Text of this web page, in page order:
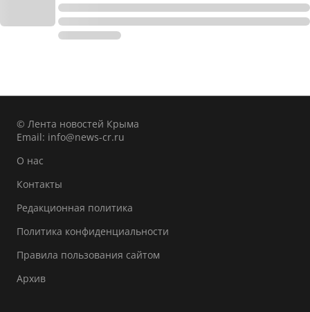
© Лента новостей Крыма
Email: info@news-cr.ru
О нас
Контакты
Редакционная политика
Политика конфиденциальности
Правила пользования сайтом
Архив